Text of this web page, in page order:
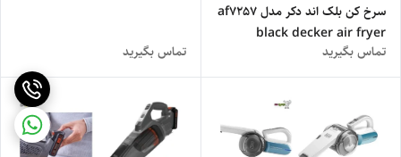
سرخ کن بلک اند دکر مدل af7257
black decker air fryer
af7257
تماس بگیرید تماس بگیرید